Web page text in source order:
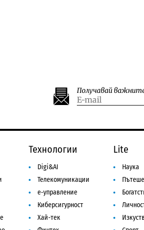
Получавай
Технологии
Digi&AI
Телекомуникации
е-управление
Киберсигурност
Хай-тек
Lite
Наука